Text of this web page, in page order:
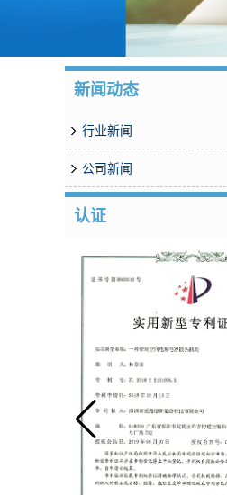
新闻动态
行业新闻
公司新闻
认证